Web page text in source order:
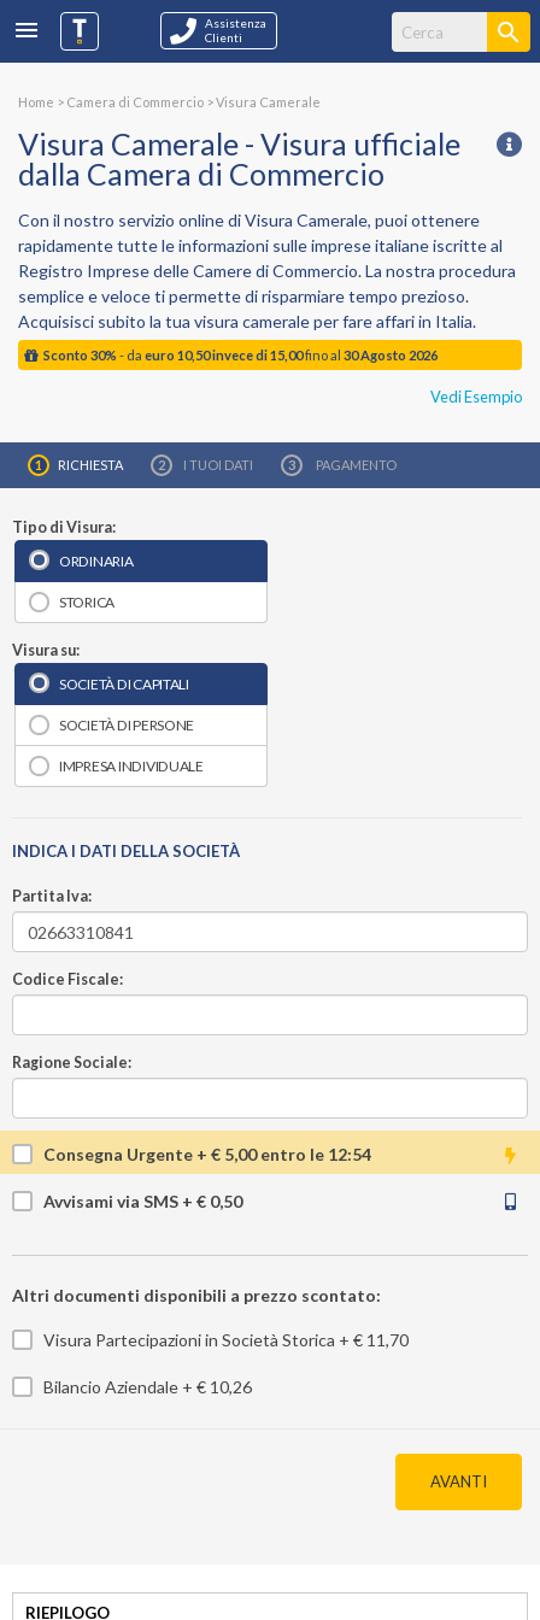
Assistenza
Clienti
Home > Camera di Commercio >Visura Camerale
Visura Camerale - Visura ufficiale
dalla Camera di Commercio
Con il nostro servizio online diVisura Camerale, puoi ottenere
rapidamente tutte le informazioni sulle imprese italiane iscritte al
Registro Imprese delle Camere di Commercio. La nostra procedura
semplice e veloce ti permette di risparmiare tempo prezioso.
Acquisisci subito la tua visura camerale per fare affari in Italia.
Sconto 30% - da euro 10,50 invece di 15,00fino al 30 Agosto 2026
Vedi Esempio
RICHIESTA I TUOI DATI PAGAMENTO
Tipo di Visura:
ORDINARIA
STORICA
Visura su:
SOCIETÀ DI CAPITALI
SOCIETÀ DI PERSONE
IMPRESA INDIVIDUALE
INDICA I DATI DELLA SOCIETÀ
Partita Iva:
Codice Fiscale:
Ragione Sociale:
Consegna Urgente + € 5,00 entro le 12:54
Avvisami via SMS + € 0,50
Altri documenti disponibili a prezzo scontato:
Visura Partecipazioni in Società Storica + € 11,70
Bilancio Aziendale + € 10,26
AVANTI
RIEPILOGO